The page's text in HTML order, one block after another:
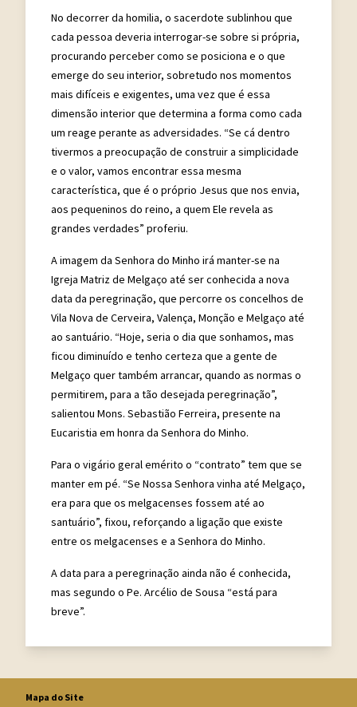
No decorrer da homilia, o sacerdote sublinhou que
cada pessoa deveria interrogar-se sobre si própria,
procurando perceber como se posiciona e o que
emerge do seu interior, sobretudo nos momentos
mais difíceis e exigentes, uma vez que é essa
dimensão interior que determina a forma como cada
um reage perante as adversidades. “Se cá dentro
tivermos a preocupação de construir a simplicidade
e o valor, vamos encontrar essa mesma
característica, que é o próprio Jesus que nos envia,
aos pequeninos do reino, a quem Ele revela as
grandes verdades” proferiu.
A imagem da Senhora do Minho irá manter-se na
Igreja Matriz de Melgaço até ser conhecida a nova
data da peregrinação, que percorre os concelhos de
Vila Nova de Cerveira, Valença, Monção e Melgaço até
ao santuário. “Hoje, seria o dia que sonhamos, mas
ficou diminuído e tenho certeza que a gente de
Melgaço quer também arrancar, quando as normas o
permitirem, para a tão desejada peregrinação”,
salientou Mons. Sebastião Ferreira, presente na
Eucaristia em honra da Senhora do Minho.
Para o vigário geral emérito o “contrato” tem que se
manter em pé. “Se Nossa Senhora vinha até Melgaço,
era para que os melgacenses fossem até ao
santuário”, fixou, reforçando a ligação que existe
entre os melgacenses e a Senhora do Minho.
A data para a peregrinação ainda não é conhecida,
mas segundo o Pe. Arcélio de Sousa “está para
breve”.
Mapa do Site